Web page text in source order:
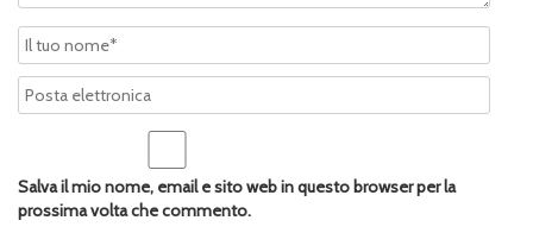
Salva il mio nome, email e sito web in questo browser per la
prossima volta che commento.